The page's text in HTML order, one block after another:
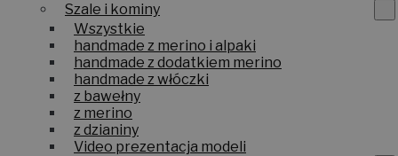
Szale i kominy
Wszystkie
handmade z merino i alpaki
handmade z dodatkiem merino
handmade z włóczki
z bawełny
z merino
z dzianiny
Video prezentacja modeli